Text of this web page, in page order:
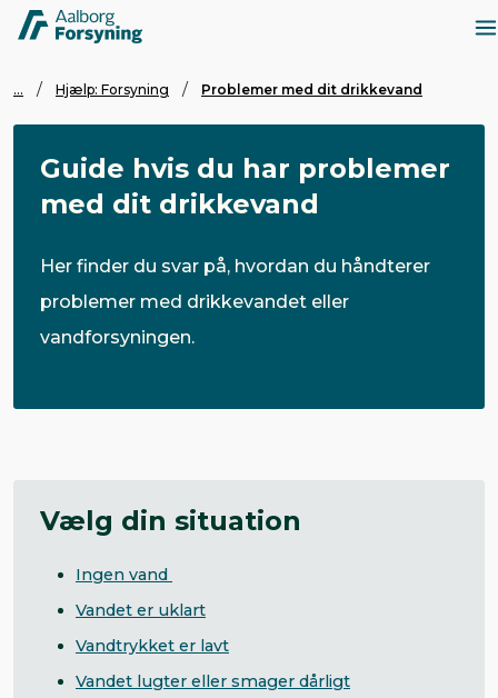
... Hjælp: Forsyning Problemer med dit drikkevand
Guide hvis du har problemer
med dit drikkevand
Her finder du svar på, hvordan du håndterer
problemer med drikkevandet eller
vandforsyningen.
Vælg din situation
Ingen vand
Vandet er uklart
Vandtrykket er lavt
Vandet lugter eller smager dårligt